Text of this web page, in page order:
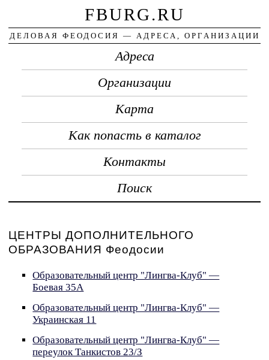
FBURG.RU
ДЕЛОВАЯ ФЕОДОСИЯ — АДРЕСА, ОРГАНИЗАЦИИ
Адреса
Организации
Карта
Как попасть в каталог
Контакты
Поиск
ЦЕНТРЫ ДОПОЛНИТЕЛЬНОГО
ОБРАЗОВАНИЯ Феодосии
Образовательный центр "Лингва-Клуб" —
Боевая 35А
Образовательный центр "Лингва-Клуб" —
Украинская 11
Образовательный центр "Лингва-Клуб" —
переулок Танкистов 23/З